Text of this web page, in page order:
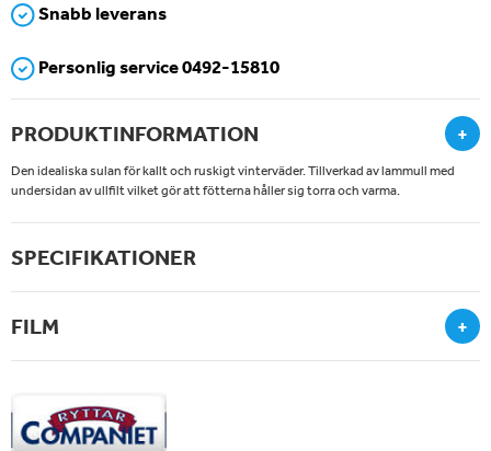
Snabb leverans
Personlig service 0492-15810
PRODUKTINFORMATION +
Den idealiska sulan för kallt och ruskigt vinterväder. Tillverkad av lammull med
undersidan av ullfilt vilket gör att fötterna håller sig torra och varma.
SPECIFIKATIONER
FILM +